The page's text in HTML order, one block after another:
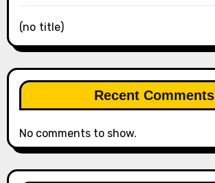
(no title)
Recent Comments
No comments to show.